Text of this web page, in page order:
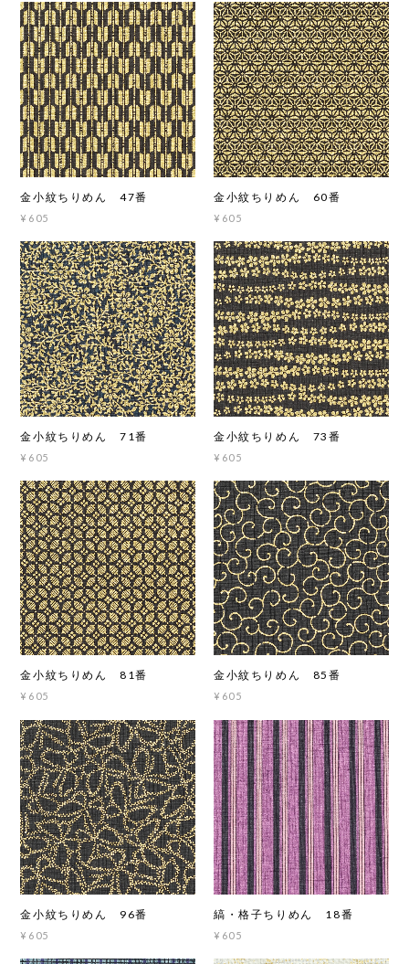
金小紋ちりめん 47番
¥605
金小紋ちりめん 60番
¥605
金小紋ちりめん 71番
¥605
金小紋ちりめん 73番
¥605
金小紋ちりめん 81番
¥605
金小紋ちりめん 85番
¥605
金小紋ちりめん 96番
¥605
縞・格子ちりめん 18番
¥605